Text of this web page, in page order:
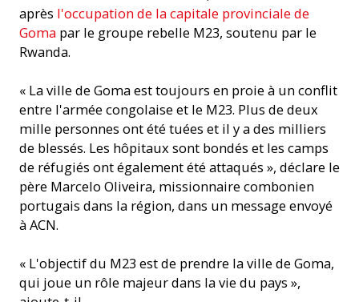
après l'occupation de la capitale provinciale de
Goma par le groupe rebelle M23, soutenu par le
Rwanda.
« La ville de Goma est toujours en proie à un conflit
entre l'armée congolaise et le M23. Plus de deux
mille personnes ont été tuées et il y a des milliers
de blessés. Les hôpitaux sont bondés et les camps
de réfugiés ont également été attaqués », déclare le
père Marcelo Oliveira, missionnaire combonien
portugais dans la région, dans un message envoyé
à ACN.
« L'objectif du M23 est de prendre la ville de Goma,
qui joue un rôle majeur dans la vie du pays »,